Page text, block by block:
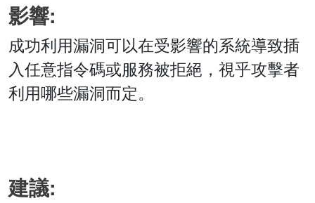
影響:
成功利用漏洞可以在受影響的系統導致插
入任意指令碼或服務被拒絕，視乎攻擊者
利用哪些漏洞而定。
建議: